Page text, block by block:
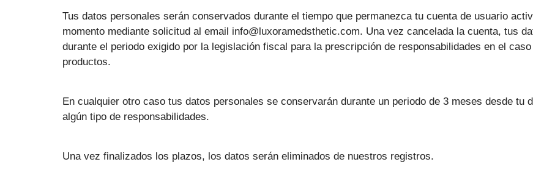
Tus datos personales serán conservados durante el tiempo que permanezca tu cuenta de usuario
momento mediante solicitud al email info@luxoramedsthetic.com. Una vez cancelada la cuenta, tus
durante el periodo exigido por la legislación fiscal para la prescripción de responsabilidades en el
productos.
En cualquier otro caso tus datos personales se conservarán durante un periodo de 3 meses desde tu
algún tipo de responsabilidades.
Una vez finalizados los plazos, los datos serán eliminados de nuestros registros.